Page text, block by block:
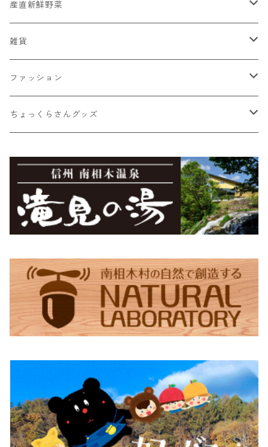
菓子
蕎麦ころりん
そば
市兵衛そば
市兵衛そば（3袋入り）
加工品
もろこしスープ（ドライ）
食べるビーツドレッシング（大）
食べるビーツドレッシング（小）
飲料類
蕎麦珈琲「実ト豆」（ビン）
産直新鮮野菜
おまかせ新鮮野菜詰め合わせ
とうもろこし
雑貨
Moccai
Moccai・ストラップ
Moccai・48ピースパック
シナノユキマスグッズ
シナノユキマス・フィギュア
御座山ピンバッジ
滝見の湯オリジナルグッズ
滝見の湯エコバッグ（Sサイズ）
ファッション
NANGA × MINAMIAIKI
ちょっくらさんグッズ
グレイ
ちょっくらさん・クリアファイル
ちょっくらさん・ステッカー